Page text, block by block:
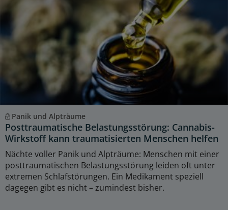
Panik und Alpträume
Posttraumatische Belastungsstörung: Cannabis-
Wirkstoff kann traumatisierten Menschen helfen
Nächte voller Panik und Alpträume: Menschen mit einer
posttraumatischen Belastungsstörung leiden oft unter
extremen Schlafstörungen. Ein Medikament speziell
dagegen gibt es nicht – zumindest bisher.